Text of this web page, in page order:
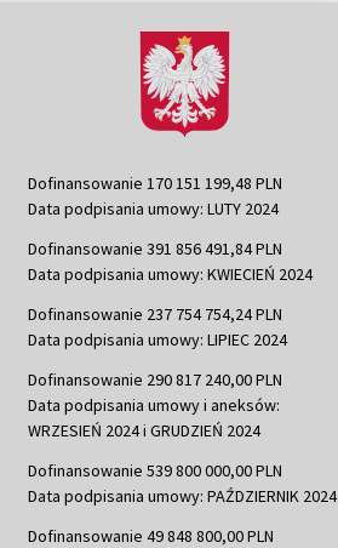
Dofinansowanie 170 151 199,48 PLN
Data podpisania umowy: LUTY 2024
Dofinansowanie 391 856 491,84 PLN
Data podpisania umowy: KWIECIEŃ 2024
Dofinansowanie 237 754 754,24 PLN
Data podpisania umowy: LIPIEC 2024
Dofinansowanie 290 817 240,00 PLN
Data podpisania umowy i aneksów:
WRZESIEŃ 2024 i GRUDZIEŃ 2024
Dofinansowanie 539 800 000,00 PLN
Data podpisania umowy: PAŹDZIERNIK 2024
Dofinansowanie 49 848 800,00 PLN